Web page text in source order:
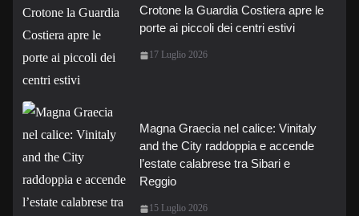
Crotone la Guardia Costiera apre le
porte ai piccoli dei centri estivi
17 Luglio 2026
Magna Graecia nel calice: Vinitaly
and the City raddoppia e accende
l’estate calabrese tra Sibari e
Reggio
15 Luglio 2026